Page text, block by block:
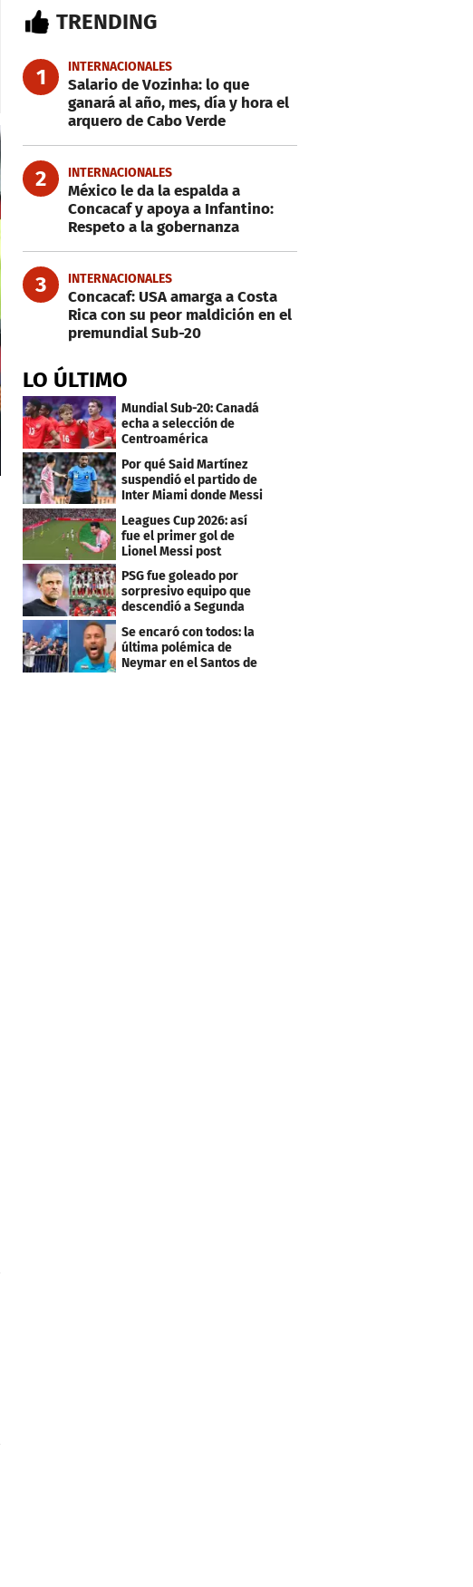
TRENDING
1 INTERNACIONALES
Salario de Vozinha: lo que
ganará al año, mes, día y hora el
arquero de Cabo Verde
2 INTERNACIONALES
México le da la espalda a
Concacaf y apoya a Infantino:
Respeto a la gobernanza
3 INTERNACIONALES
Concacaf: USA amarga a Costa
Rica con su peor maldición en el
premundial Sub-20
LO ÚLTIMO
Mundial Sub-20: Canadá
echa a selección de
Centroamérica
Por qué Said Martínez
suspendió el partido de
Inter Miami donde Messi
Leagues Cup 2026: así
fue el primer gol de
Lionel Messi post
Mundial
PSG fue goleado por
sorpresivo equipo que
descendió a Segunda
Se encaró con todos: la
última polémica de
Neymar en el Santos de